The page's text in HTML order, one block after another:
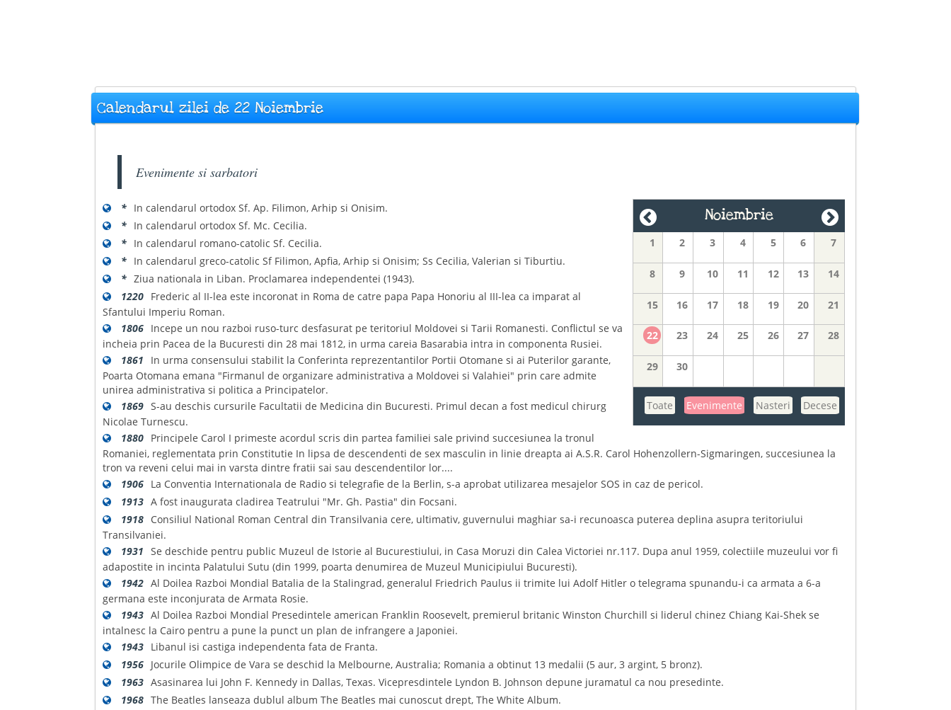
Calendarul zilei de 22 Noiembrie
Noiembrie
1 2 3 4 5 6 7
8 9 10 11 12 13 14
15 16 17 18 19 20 21
22 23 24 25 26 27 28
29 30
Toate Evenimente Nasteri Decese
Evenimente si sarbatori
* In calendarul ortodox Sf. Ap. Filimon, Arhip si Onisim.
* In calendarul ortodox Sf. Mc. Cecilia.
* In calendarul romano-catolic Sf. Cecilia.
* In calendarul greco-catolic Sf Filimon, Apfia, Arhip si Onisim; Ss Cecilia, Valerian si Tiburtiu.
* Ziua nationala in Liban. Proclamarea independentei (1943).
1220 Frederic al II-lea este incoronat in Roma de catre papa Papa Honoriu al III-lea ca imparat al
Sfantului Imperiu Roman.
1806 Incepe un nou razboi ruso-turc desfasurat pe teritoriul Moldovei si Tarii Romanesti. Conflictul se va
incheia prin Pacea de la Bucuresti din 28 mai 1812, in urma careia Basarabia intra in componenta Rusiei.
1861
In urma consensului stabilit la Conferinta reprezentantilor Portii Otomane si ai Puterilor garante,
Poarta Otomana emana "Firmanul de organizare administrativa a Moldovei si Valahiei" prin care admite
unirea administrativa si politica a Principatelor.
1869 S-au deschis cursurile Facultatii de Medicina din Bucuresti. Primul decan a fost medicul chirurg
Nicolae Turnescu.
1880 Principele Carol I primeste acordul scris din partea familiei sale privind succesiunea la tronul
Romaniei, reglementata prin Constitutie In lipsa de descendenti de sex masculin in linie dreapta ai A.S.R. Carol Hohenzollern-Sigmaringen, succesiunea la
tron va reveni celui mai in varsta dintre fratii sai sau descendentilor lor....
1906 La Conventia Internationala de Radio si telegrafie de la Berlin, s-a aprobat utilizarea mesajelor SOS in caz de pericol.
1913 A fost inaugurata cladirea Teatrului "Mr. Gh. Pastia" din Focsani.
1918 Consiliul National Roman Central din Transilvania cere, ultimativ, guvernului maghiar sa-i recunoasca puterea deplina asupra teritoriului
Transilvaniei.
1931 Se deschide pentru public Muzeul de Istorie al Bucurestiului, in Casa Moruzi din Calea Victoriei nr.117. Dupa anul 1959, colectiile muzeului vor fi
adapostite in incinta Palatului Sutu (din 1999, poarta denumirea de Muzeul Municipiului Bucuresti).
1942 Al Doilea Razboi Mondial Batalia de la Stalingrad, generalul Friedrich Paulus ii trimite lui Adolf Hitler o telegrama spunandu-i ca armata a 6-a
germana este inconjurata de Armata Rosie.
1943 Al Doilea Razboi Mondial Presedintele american Franklin Roosevelt, premierul britanic Winston Churchill si liderul chinez Chiang Kai-Shek se
intalnesc la Cairo pentru a pune la punct un plan de infrangere a Japoniei.
1943 Libanul isi castiga independenta fata de Franta.
1956 Jocurile Olimpice de Vara se deschid la Melbourne, Australia; Romania a obtinut 13 medalii (5 aur, 3 argint, 5 bronz).
1963 Asasinarea lui John F. Kennedy in Dallas, Texas. Vicepresdintele Lyndon B. Johnson depune juramatul ca nou presedinte.
1968 The Beatles lanseaza dublul album The Beatles mai cunoscut drept, The White Album.